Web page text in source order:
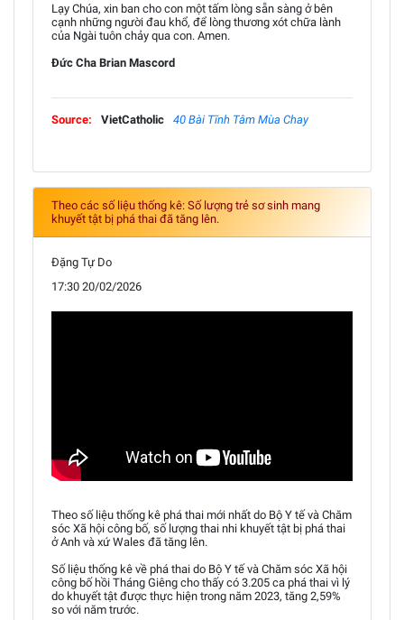
Lạy Chúa, xin ban cho con một tấm lòng sẵn sàng ở bên
cạnh những người đau khổ, để lòng thương xót chữa lành
của Ngài tuôn chảy qua con. Amen.
Đức Cha Brian Mascord
Source: VietCatholic 40 Bài Tĩnh Tâm Mùa Chay
Theo các số liệu thống kê: Số lượng trẻ sơ sinh mang
khuyết tật bị phá thai đã tăng lên.
Đặng Tự Do
17:30 20/02/2026
Theo số liệu thống kê phá thai mới nhất do Bộ Y tế và Chăm
sóc Xã hội công bố, số lượng thai nhi khuyết tật bị phá thai
ở Anh và xứ Wales đã tăng lên.
Số liệu thống kê về phá thai do Bộ Y tế và Chăm sóc Xã hội
công bố hồi Tháng Giêng cho thấy có 3.205 ca phá thai vì lý
do khuyết tật được thực hiện trong năm 2023, tăng 2,59%
so với năm trước.